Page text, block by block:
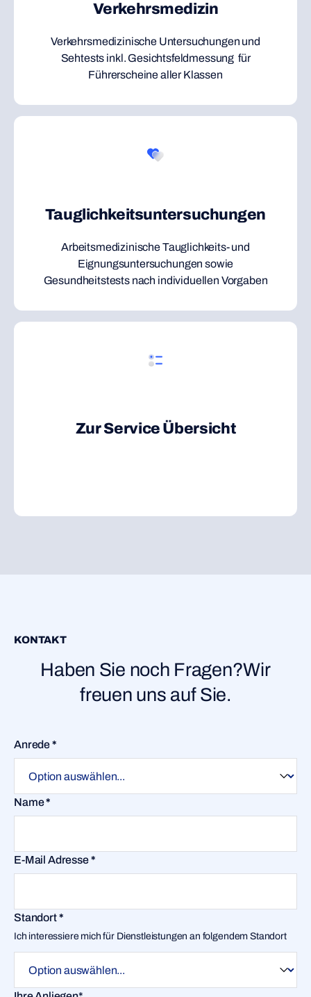
Verkehrsmedizin
Verkehrsmedizinische Untersuchungen und
Sehtests inkl. Gesichtsfeldmessung für
Führerscheine aller Klassen
Tauglichkeitsuntersuchungen
Arbeitsmedizinische Tauglichkeits- und
Eignungsuntersuchungen sowie
Gesundheitstests nach individuellen Vorgaben
Zur Service Übersicht
KONTAKT
Haben Sie noch Fragen?Wir
freuen uns auf Sie.
Anrede*
Name*
E-Mail Adresse*
Standort*
Ich interessiere mich für Dienstleistungen an folgendem Standort